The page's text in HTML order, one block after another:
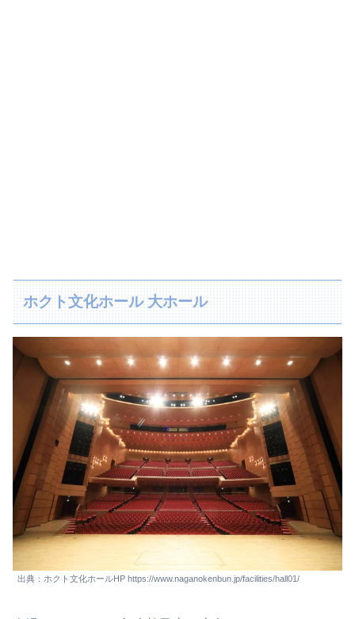
ホクト文化ホール 大ホール
出典：ホクト文化ホールHP https://www.naganokenbun.jp/facilities/hall01/